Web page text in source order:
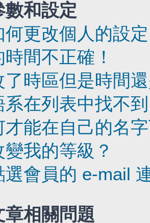
數和設定
何更改個人的設
間不正確！
了時區但是時間
系在列表中找不
才能在自己的名
我的等級？
選會員的 e-mail
章相關問題